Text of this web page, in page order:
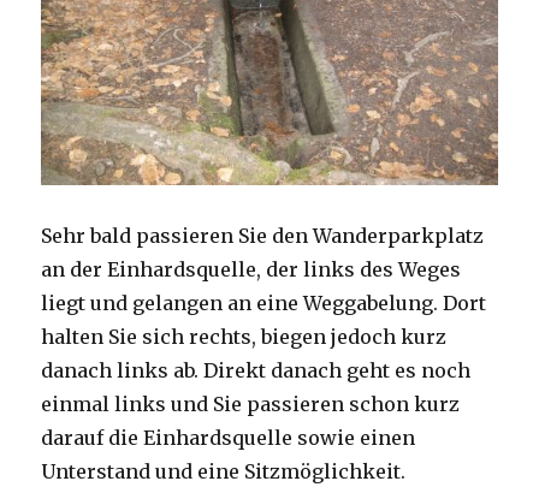
Sehr bald passieren Sie den Wanderparkplatz
an der Einhardsquelle, der links des Weges
liegt und gelangen an eine Weggabelung. Dort
halten Sie sich rechts, biegen jedoch kurz
danach links ab. Direkt danach geht es noch
einmal links und Sie passieren schon kurz
darauf die Einhardsquelle sowie einen
Unterstand und eine Sitzmöglichkeit.